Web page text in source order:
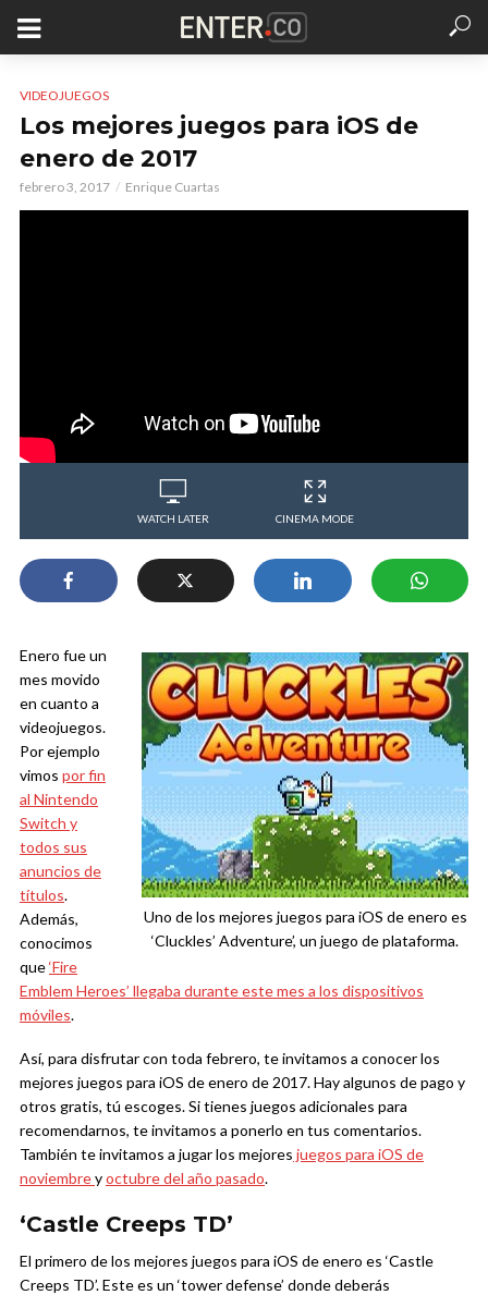
VIDEOJUEGOS
Los mejores juegos para iOS de
enero de 2017
febrero 3, 2017 Enrique Cuartas
WATCH LATER CINEMA MODE
Uno de los mejores juegos para iOS de enero es
‘Cluckles’ Adventure’, un juego de plataforma.
Enero fue un
mes movido
en cuanto a
videojuegos.
Por ejemplo
vimos por fin
al Nintendo
Switch y
todos sus
anuncios de
títulos.
Además,
conocimos
que‘Fire
Emblem Heroes’ llegaba durante este mes a los dispositivos
móviles.
Así, para disfrutar con toda febrero, te invitamos a conocer los
mejores juegos para iOS de enero de 2017. Hay algunos de pago y
otros gratis, tú escoges. Si tienes juegos adicionales para
recomendarnos, te invitamos a ponerlo en tus comentarios.
También te invitamos a jugar los mejores juegos para iOS de
noviembreyoctubre del año pasado.
‘Castle Creeps TD’
El primero de los mejores juegos para iOS de enero es ‘Castle
Creeps TD’. Este es un ‘tower defense’ donde deberás